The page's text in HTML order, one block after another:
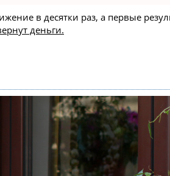
в десятки раз, а первые
деньги.